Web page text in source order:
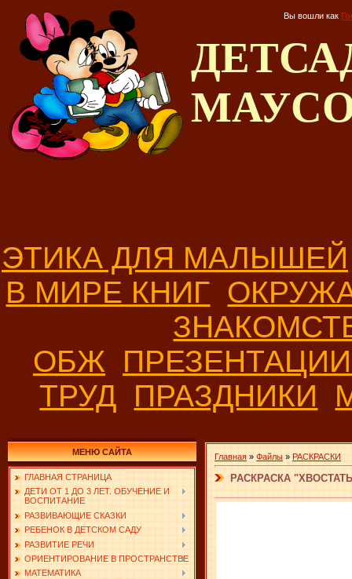
Вы вошли как
ЭТИКА ДЛЯ МАЛЫШЕЙ
В МИРЕ КНИГ
ОБЖ
ТРУД ПРАЗДНИКИ
МЕНЮ САЙТА
ГЛАВНАЯ СТРАНИЦА
ДЕТИ ОТ 1 ДО 3 ЛЕТ. ОБУЧЕНИЕ И
ВОСПИТАНИЕ
РАЗВИВАЮЩИЕ СКАЗКИ
РЕБЕНОК В ДЕТСКОМ САДУ
РАЗВИТИЕ РЕЧИ
ОРИЕНТИРОВАНИЕ В ПРОСТРАНСТВЕ
МАТЕМАТИКА
Главная » Файлы » РАСКРАСКИ
РАСКРАСКА